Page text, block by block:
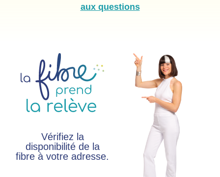
aux questions
Vérifiez la
disponibilité de la
fibre à votre adresse.